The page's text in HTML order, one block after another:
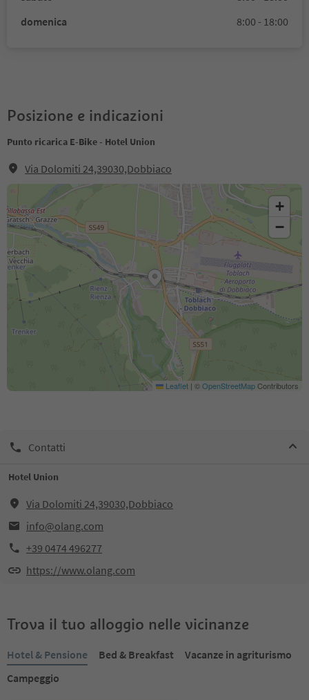
domenica
8:00 - 18:00
Posizione e indicazioni
Punto ricarica E-Bike - Hotel Union
Via Dolomiti 24,39030,Dobbiaco
+
−
Leaflet | ©OpenStreetMapContributors
Contatti
Hotel Union
Via Dolomiti 24,39030,Dobbiaco
info@olang.com
+39 0474 496277
https://www.olang.com
Trova il tuo alloggio nelle vicinanze
Hotel & Pensione Bed & Breakfast
Vacanze in agriturismo
Campeggio